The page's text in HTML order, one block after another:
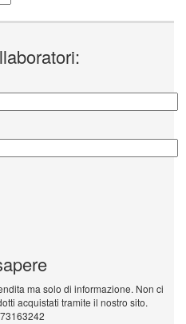
ma solo di informazione. Non ci
acquistati tramite il nostro sito.